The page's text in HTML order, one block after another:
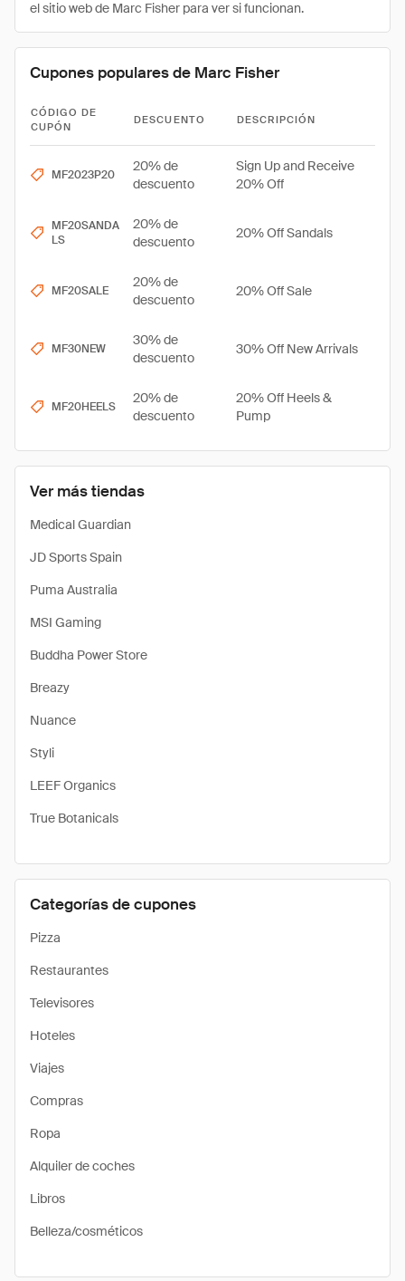
Ver más tiendas
Medical Guardian
JD Sports Spain
Puma Australia
MSI Gaming
Buddha Power Store
Breazy
Nuance
Styli
LEEF Organics
True Botanicals
Categorías de cupones
Pizza
Restaurantes
Televisores
Hoteles
Viajes
Compras
Ropa
Alquiler de coches
Libros
Belleza/cosméticos
el sitio web de Marc Fisher para ver si funcionan.
Cupones populares de Marc Fisher
CÓDIGO DE
CUPÓN
DESCUENTO DESCRIPCIÓN
MF2023P20
20% de
descuento
Sign Up and Receive
20% Off
MF20SANDA
LS
20% de
descuento
20% Off Sandals
MF20SALE
20% de
descuento
20% Off Sale
MF30NEW
30% de
descuento
30% Off New Arrivals
MF20HEELS
20% de
descuento
20% Off Heels &
Pump